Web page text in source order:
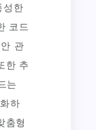
성한
코드
관
한 추
는
하
춤형